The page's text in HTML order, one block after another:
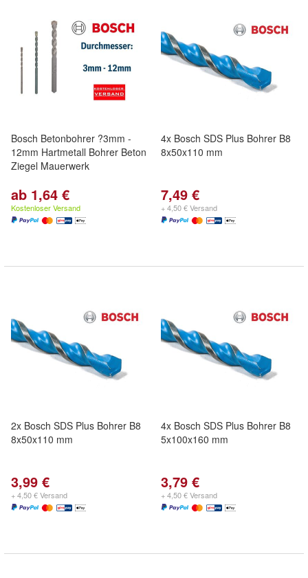
Bosch Betonbohrer ?3mm -
12mm Hartmetall Bohrer Beton
Ziegel Mauerwerk
ab 1,64 €
Kostenloser Versand
4x Bosch SDS Plus Bohrer B8
8x50x110 mm
7,49 €
+ 4,50 € Versand
2x Bosch SDS Plus Bohrer B8
8x50x110 mm
3,99 €
+ 4,50 € Versand
4x Bosch SDS Plus Bohrer B8
5x100x160 mm
3,79 €
+ 4,50 € Versand